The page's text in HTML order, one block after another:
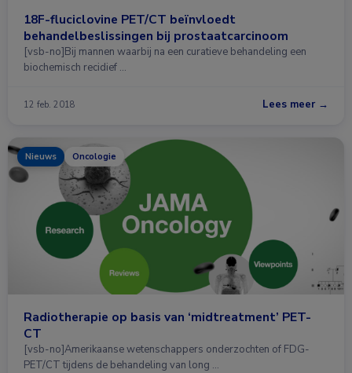
18F-fluciclovine PET/CT beïnvloedt
behandelbeslissingen bij prostaatcarcinoom
[vsb-no]Bij mannen waarbij na een curatieve behandeling een
biochemisch recidief …
12 feb. 2018 Lees meer →
Nieuws Oncologie
Radiotherapie op basis van ‘midtreatment’ PET-
CT
[vsb-no]Amerikaanse wetenschappers onderzochten of FDG-
PET/CT tijdens de behandeling van long …